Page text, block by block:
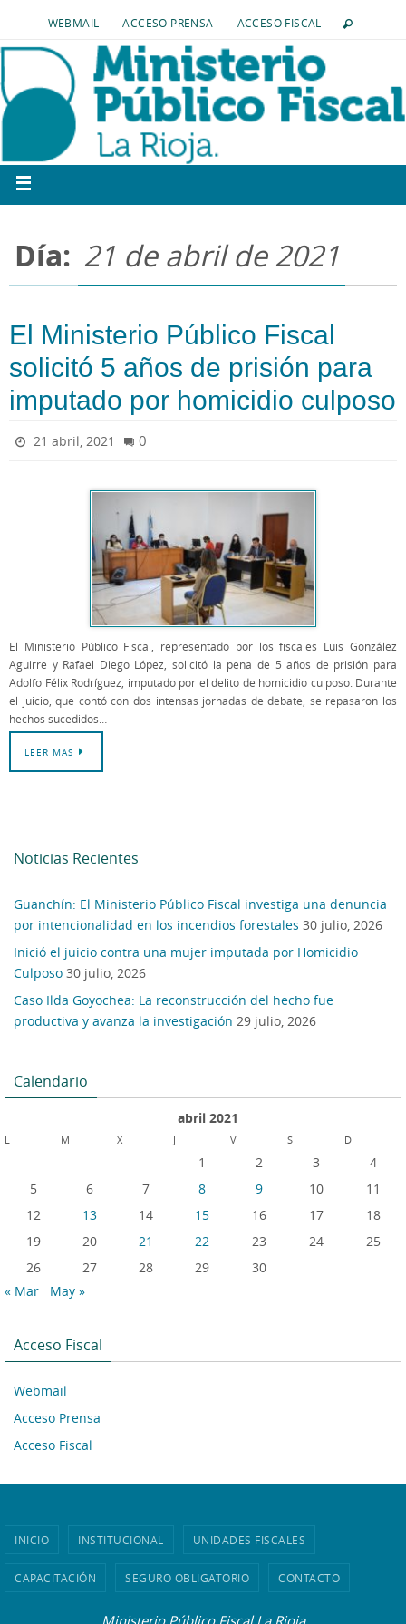
WEBMAIL ACCESO PRENSA ACCESO FISCAL
Día: 21 de abril de 2021
El Ministerio Público Fiscal
solicitó 5 años de prisión para
imputado por homicidio culposo
21 abril, 2021 0
El Ministerio Público Fiscal, representado por los fiscales Luis González
Aguirre y Rafael Diego López, solicitó la pena de 5 años de prisión para
Adolfo Félix Rodríguez, imputado por el delito de homicidio culposo. Durante
el juicio, que contó con dos intensas jornadas de debate, se repasaron los
hechos sucedidos…
LEER MAS
Noticias Recientes
Guanchín: El Ministerio Público Fiscal investiga una denuncia
por intencionalidad en los incendios forestales 30 julio, 2026
Inició el juicio contra una mujer imputada por Homicidio
Culposo 30 julio, 2026
Caso Ilda Goyochea: La reconstrucción del hecho fue
productiva y avanza la investigación 29 julio, 2026
Calendario
abril 2021
L M X J V S D
1 2 3
4
5
6 7 8 9 10
11
12
13 14 15 16 17
18
19
20 21 22 23 24
25
26
27 28 29
30
« Mar
May »
Acceso Fiscal
Webmail
Acceso Prensa
Acceso Fiscal
INICIO INSTITUCIONAL UNIDADES FISCALES
CAPACITACIÓN SEGURO OBLIGATORIO CONTACTO